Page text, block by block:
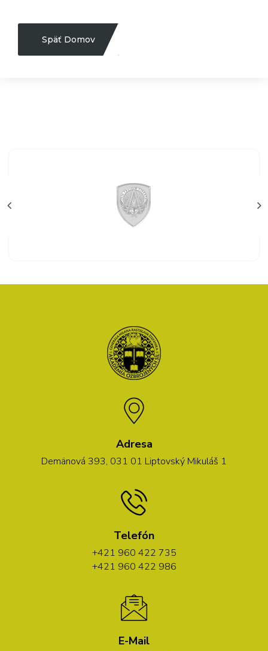
Späť Domov
Adresa
Demänová 393, 031 01 Liptovský Mikuláš 1
Telefón
+421 960 422 735
+421 960 422 986
E-Mail